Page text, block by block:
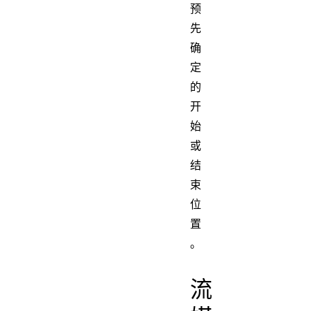
预
先
确
定
的
开
始
或
结
束
位
置
。
流